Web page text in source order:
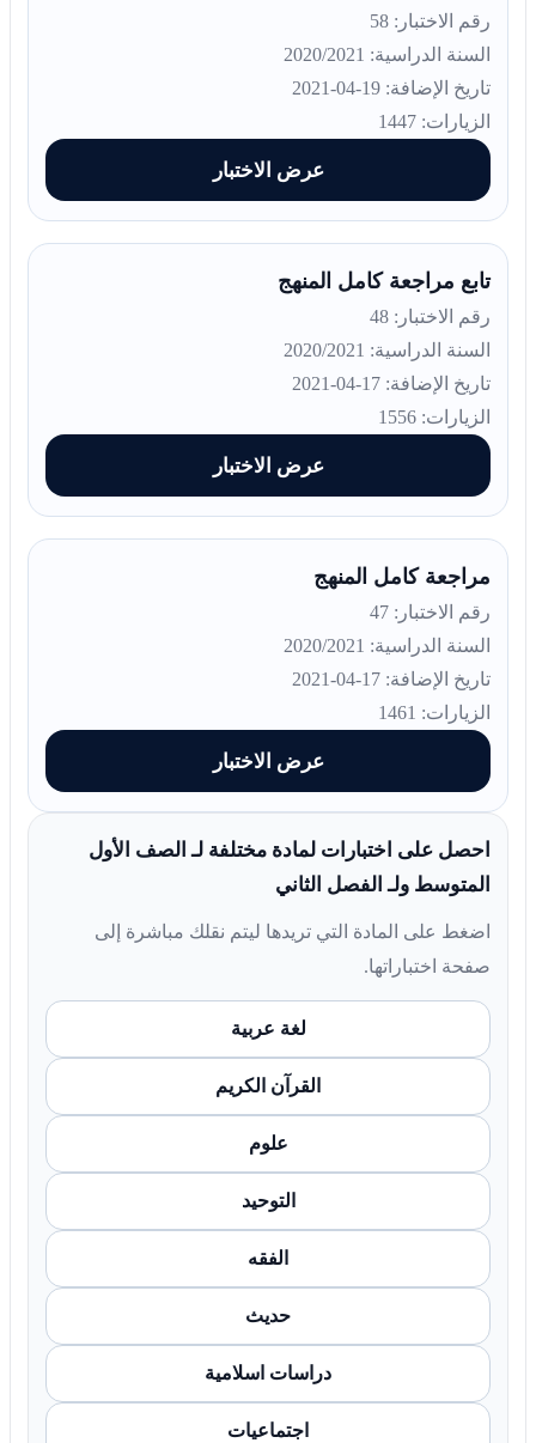
رقم الاختبار: 58
السنة الدراسية: 2020/2021
تاريخ الإضافة: 19-04-2021
الزيارات: 1447
عرض الاختبار
تابع مراجعة كامل المنهج
رقم الاختبار: 48
السنة الدراسية: 2020/2021
تاريخ الإضافة: 17-04-2021
الزيارات: 1556
عرض الاختبار
مراجعة كامل المنهج
رقم الاختبار: 47
السنة الدراسية: 2020/2021
تاريخ الإضافة: 17-04-2021
الزيارات: 1461
عرض الاختبار
احصل على اختبارات لمادة مختلفة لـ الصف الأول
المتوسط ولـ الفصل الثاني
اضغط على المادة التي تريدها ليتم نقلك مباشرة إلى
صفحة اختباراتها.
لغة عربية
القرآن الكريم
علوم
التوحيد
الفقه
حديث
دراسات اسلامية
اجتماعيات